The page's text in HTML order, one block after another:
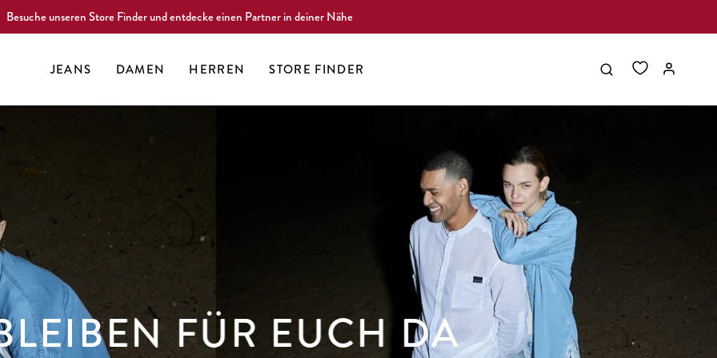
Besuche unseren Store Finder und entdecke einen Partner in deiner Nähe
JEANS DAMEN HERREN STORE FINDER
FÜR EUCH DA